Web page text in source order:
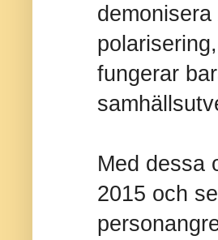
fungerar
Med dessa
2015 och